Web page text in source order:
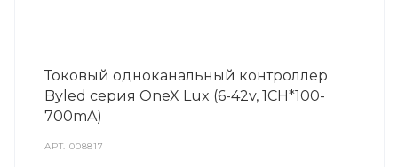
Токовый одноканальный контроллер
Byled серия OneX Lux (6-42v, 1CH*100-
700mA)
АРТ.008817